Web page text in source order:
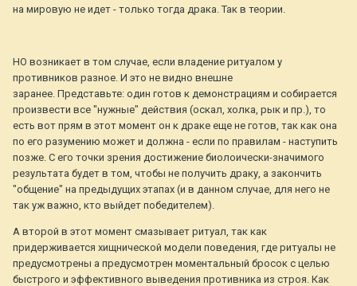
на мировую не идет - только тогда драка. Так в теории.
НО возникает в том случае, если владение ритуалом у
противников разное. И это не видно внешне
заранее. Представьте: один готов к демонстрациям и собирается
произвести все "нужные" действия (оскал, холка, рык и пр.), то
есть вот прям в этот момент он к драке еще не готов, так как она
по его разумению может и должна - если по правилам - наступить
позже. С его точки зрения достижение биолоически-значимого
результата будет в том, чтобы не получить драку, а закончить
"общение" на предыдущих этапах (и в данном случае, для него не
так уж важно, кто выйдет победителем).
А второй в этот момент смазывает ритуал, так как
придерживается хищнической модели поведения, где ритуалы не
предусмотрены а предусмотрен моментальный бросок с целью
быстрого и эффективного выведения противника из строя. Как